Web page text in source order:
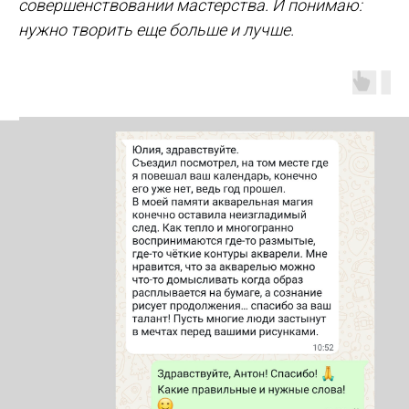
совершенствовании мастерства. И понимаю:
нужно творить еще больше и лучше.